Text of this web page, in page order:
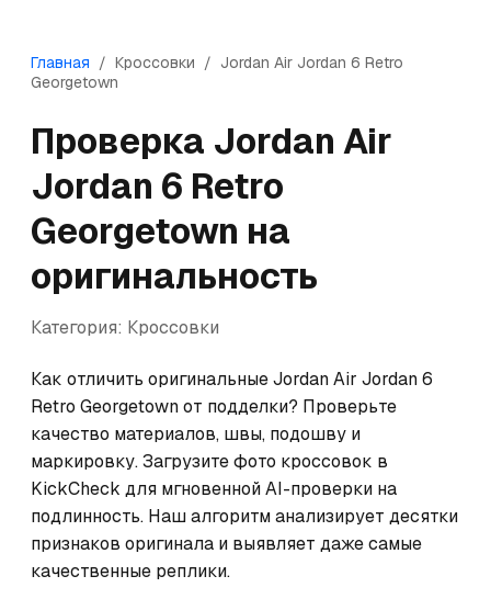
Главная / Кроссовки / Jordan Air Jordan 6 Retro
Georgetown
Проверка Jordan Air
Jordan 6 Retro
Georgetown на
оригинальность
Категория: Кроссовки
Как отличить оригинальные Jordan Air Jordan 6
Retro Georgetown от подделки? Проверьте
качество материалов, швы, подошву и
маркировку. Загрузите фото кроссовок в
KickCheck для мгновенной AI-проверки на
подлинность. Наш алгоритм анализирует десятки
признаков оригинала и выявляет даже самые
качественные реплики.